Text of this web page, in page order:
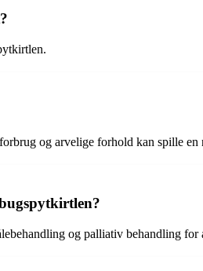
og arvelige forhold kan spille en
og palliativ behandling for